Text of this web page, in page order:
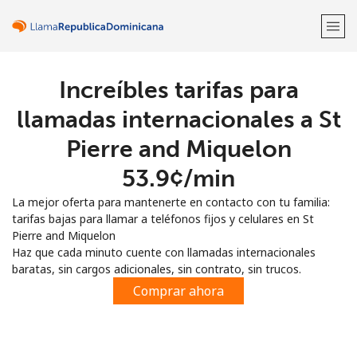
¡Bienvenido!
Regístrate con
o
Increíbles tarifas para
llamadas internacionales a St
Pierre and Miquelon
⁦53.9¢⁩/min
La mejor oferta para mantenerte en contacto con tu familia:
tarifas bajas para llamar a teléfonos fijos y celulares en St
Pierre and Miquelon
Haz que cada minuto cuente con llamadas internacionales
baratas, sin cargos adicionales, sin contrato, sin trucos.
Comprar ahora